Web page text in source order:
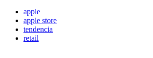
apple
apple store
tendencia
retail